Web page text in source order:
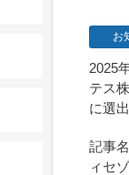
お
2025
テス
に選
記事
ィセ